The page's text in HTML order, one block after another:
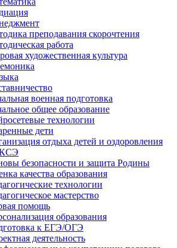
преподавания скорочтения
работа
художественная культура
военная подготовка
общее образование
технологии
дети
отдыха детей и оздоровления
безопасности и защита Родины
качества образования
технологии
мастерство
помощь
образования
к ЕГЭ/ОГЭ
деятельность